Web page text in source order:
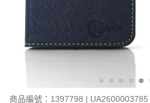
商品編號：1397798 | UA2600003785